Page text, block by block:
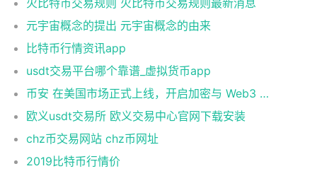
元宇宙概念的提出 元宇宙概念的由来
比特币行情资讯app
usdt交易平台哪个靠谱_虚拟货币app
币安 在美国市场正式上线，开启加密与 Web3 创新的全新时代！
欧义usdt交易所 欧义交易中心官网下载安装
chz币交易网站 chz币网址
2019比特币行情价